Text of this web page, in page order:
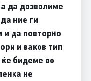
да дозволиме
ние ги
и да повторно
и ваков тип
бидеме во
не